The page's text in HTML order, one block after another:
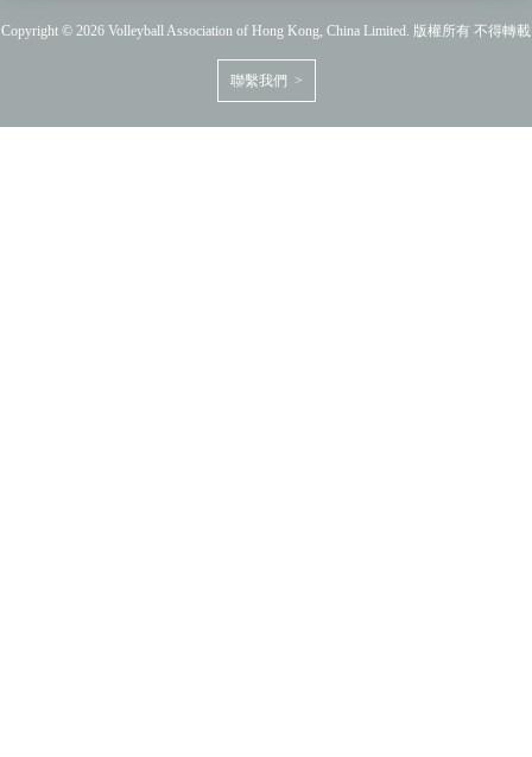
Copyright © 2026 Volleyball Association of Hong Kong, China Limited. 版權所有 不得轉載
聯繫我們 >